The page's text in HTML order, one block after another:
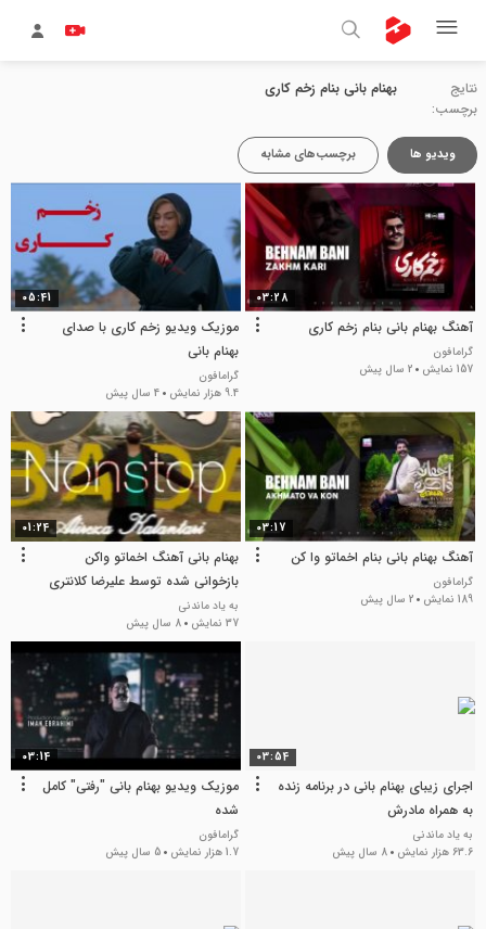
نتایج
برچسب:
بهنام بانی بنام زخم کاری
ویدیو ها برچسب‌های مشابه
03:28
آهنگ بهنام بانی بنام زخم کاری
گرامافون
157 نمایش
2 سال پیش
05:41
موزیک ویدیو زخم کاری با صدای
بهنام بانی
گرامافون
9.4 هزار نمایش
4 سال پیش
03:17
آهنگ بهنام بانی بنام اخماتو وا کن
گرامافون
189 نمایش
2 سال پیش
01:24
بهنام بانی آهنگ اخماتو واکن
بازخوانی شده توسط علیرضا کلانتری
به یاد ماندنی
37 نمایش
8 سال پیش
03:54
اجرای زیبای بهنام بانی در برنامه زنده
به همراه مادرش
به یاد ماندنی
63.6 هزار نمایش
8 سال پیش
03:14
موزیک ویدیو بهنام بانی "رفتی" کامل
شده
گرامافون
1.7 هزار نمایش
5 سال پیش